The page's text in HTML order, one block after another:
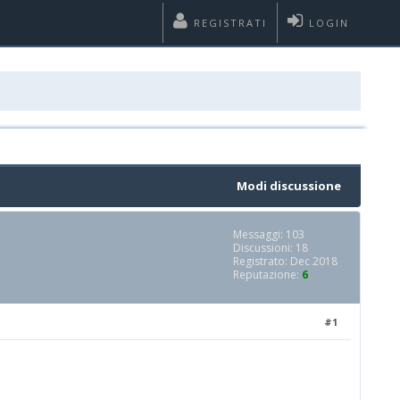
LOGIN
REGISTRATI
Modi discussione
Messaggi: 103
Discussioni: 18
Registrato: Dec 2018
Reputazione: 6
#1